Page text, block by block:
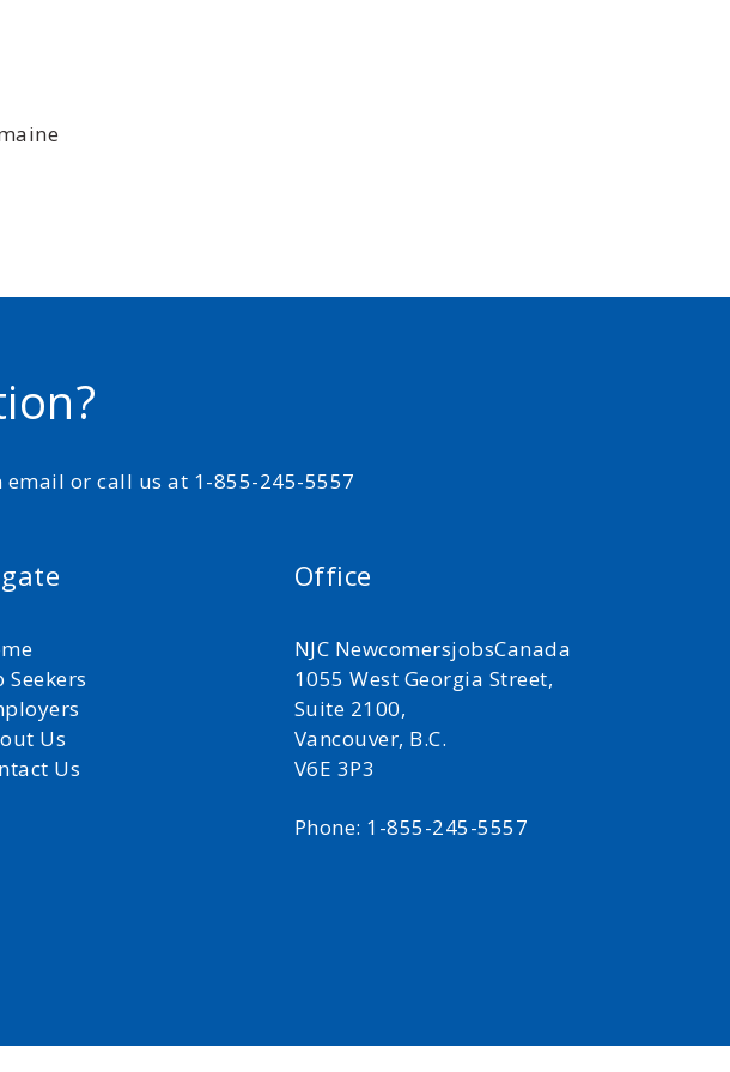
email or call us at 1-855-245-5557
Seekers
Us
Us
Office
NJC NewcomersjobsCanada
1055 West Georgia Street,
Suite 2100,
Vancouver, B.C.
V6E 3P3
Phone: 1-855-245-5557